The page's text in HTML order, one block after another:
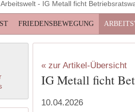
Arbeitswelt - IG Metall ficht
FRIEDENSBEWEGUNG
« zur Artikel-Übersicht
IG Metall ficht
10.04.2026